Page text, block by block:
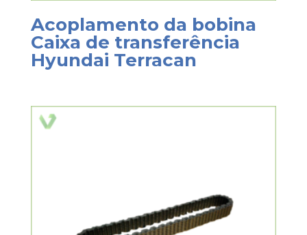
Acoplamento da bobina
Caixa de transferência
Hyundai Terracan